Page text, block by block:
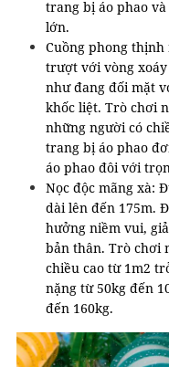
trang bị áo phao
lớn.
Cuồng phong
trượt với vòng xoáy
như đang đối mặt
khốc liệt. Trò chơi
những người có
trang bị áo phao
áo phao đôi với
Nọc độc mãng xà:
dài lên đến 175m.
hưởng niềm vui,
bản thân. Trò chơi
chiều cao từ 1m2
nặng từ 50kg đến
đến 160kg.